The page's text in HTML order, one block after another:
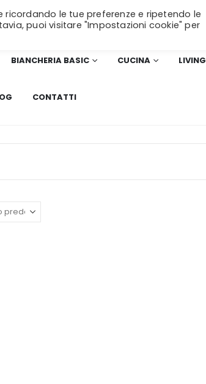
GRATUITAper ordini superiori a 99€!
BIANCHERIA BASIC CUCINA LIVING
CONTATTI
ricordando le tue preferenze e ripetendo le
puoi visitare "Impostazioni cookie" per